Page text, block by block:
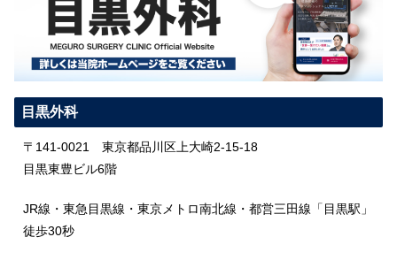
目黒外科
〒141-0021 東京都品川区上大崎2-15-18
目黒東豊ビル6階
JR線・東急目黒線・東京メトロ南北線・都営三田線「目黒駅」
徒歩30秒